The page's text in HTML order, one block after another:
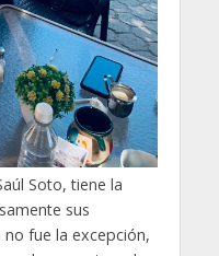
Soto, tiene la
sus
fue la excepción,